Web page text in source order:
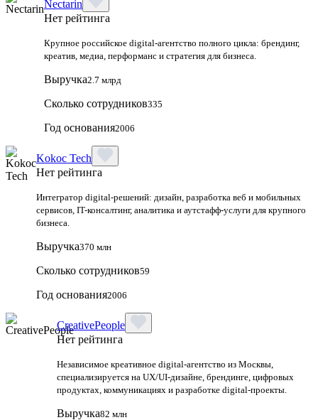
Nectarin
Нет рейтинга
Крупное российское digital‑агентство полного цикла: брендинг,
креатив, медиа, перформанс и стратегия для бизнеса.
Выручка2.7 млрд
Сколько сотрудников335
Год основания2006
Kokoc Tech
Нет рейтинга
Интегратор digital-решений: дизайн, разработка веб и мобильных
сервисов, IT-консалтинг, аналитика и аутстафф-услуги для крупного
бизнеса.
Выручка370 млн
Сколько сотрудников59
Год основания2006
CreativePeople
Нет рейтинга
Независимое креативное digital‑агентство из Москвы,
специализируется на UX/UI‑дизайне, брендинге, цифровых
продуктах, коммуникациях и разработке digital‑проекты.
Выручка82 млн